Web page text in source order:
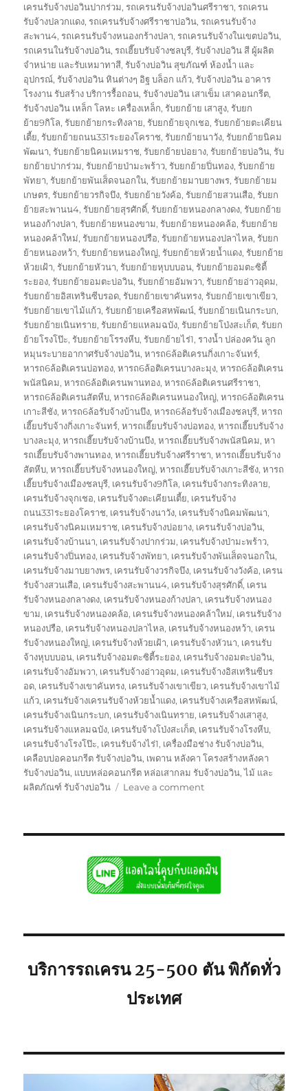
เครนรับจ้างบ่อวินปากร่วม,รถเครนรับจ้างบ่อวินศรีราชา,รถเครน
รับจ้างปลวกแดง,รถเครนรับจ้างศรีราชาบ่อวิน,รถเครนรับจ้าง
สะพาน4,รถเครนรับจ้างหนองกร้างปลา,รถเครนรับจ้างในเขตบ่อวิน,
รถเครนในรับจ้างบ่อวิน,รถเฮี๊ยบรับจ้างชลบุรี,รับจ้างบ่อวิน สี ผู้ผลิต
จำหน่าย และรับเหมาทาสี,รับจ้างบ่อวิน สุขภัณฑ์ ห้องน้ำ และ
อุปกรณ์,รับจ้างบ่อวิน หินต่างๆ อิฐ บล็อก แก้ว,รับจ้างบ่อวิน อาคาร
โรงงาน รับสร้าง บริการรื้อถอน,รับจ้างบ่อวิน เสาเข็ม เสาคอนกรีต,
รับจ้างบ่อวิน เหล็ก โลหะ เครื่องเหล็ก,รับยกย้าย เสาสูง,รับยก
ย้าย9กิโล,รับยกย้ายกระทิงลาย,รับยกย้ายจุกเชอ,รับยกย้ายตะเคียน
เตี้ย,รับยกย้ายถนน331ระยองโคราช,รับยกย้ายนาวัง,รับยกย้ายนิคม
พัฒนา,รับยกย้ายนิคมเหมราช,รับยกย้ายบ่อยาง,รับยกย้ายบ่อวิน,รับ
ยกย้ายปากร่วม,รับยกย้ายป่ามะพร้าว,รับยกย้ายปิ่นทอง,รับยกย้าย
พัทยา,รับยกย้ายพันเส็ดจนอกใน,รับยกย้ายมาบยางพร,รับยกย้ายม
เกษตร,รับยกย้ายวรกิจบึง,รับยกย้ายวังค้อ,รับยกย้ายสวนเสือ,รับยก
ย้ายสะพานน4,รับยกย้ายสุรศักดิ์,รับยกย้ายหนองกลางดง,รับยกย้าย
หนองก้างปลา,รับยกย้ายหนองขาม,รับยกย้ายหนองคล้อ,รับยกย้าย
หนองคล้าใหม่,รับยกย้ายหนองปรือ,รับยกย้ายหนองปลาไหล,รับยก
ย้ายหนองหว้า,รับยกย้ายหนองใหญ่,รับยกย้ายห้วยน้ำแดง,รับยกย้าย
ห้วยเฝ้า,รับยกย้ายหัวนา,รับยกย้ายหุบบบอน,รับยกย้ายอมตะซิตี้
ระยอง,รับยกย้ายอมตะบ่อวิน,รับยกย้ายอัมพวา,รับยกย้ายอ่าวอุดม,
รับยกย้ายอิสเทรินซีบรอด,รับยกย้ายเขาคันทรง,รับยกย้ายเขาเขียว,
รับยกย้ายเขาไม้แก้ว,รับยกย้ายเครือสหพัฒน์,รับยกย้ายเนินกระบก,
รับยกย้ายเนินทราย,รับยกย้ายแหลมฉบัง,รับยกย้ายโป่งสะเก็ต,รับยก
ย้ายโรงโป๊ะ,รับยกย้ายโรรงหีบ,รับยกย้ายไร่1,รางน้ำ ปล่องควัน ลูก
หมุนระบายอากาศรับจ้างบ่อวิน,หารถ6ล้อติเครนกิ่งเกาะจันทร์,
หารถ6ล้อติเครนบ่อทอง,หารถ6ล้อติเครนบางละมุง,หารถ6ล้อติเครน
พนัสนิคม,หารถ6ล้อติเครนพานทอง,หารถ6ล้อติเครนศรีราชา,
หารถ6ล้อติเครนสัตหีบ,หารถ6ล้อติเครนหนองใหญ่,หารถ6ล้อติเครน
เกาะสีชัง,หารถ6ล้อรับจ้างบ้านบึง,หารถ6ล้อรับจ้างเมืองชลบุรี,หารถ
เฮี๊ยบรับจ้างกิ่งเกาะจันทร์,หารถเฮี๊ยบรับจ้างบ่อทอง,หารถเฮี๊ยบรับจ้าง
บางละมุง,หารถเฮี๊ยบรับจ้างบ้านบึง,หารถเฮี๊ยบรับจ้างพนัสนิคม,หา
รถเฮี๊ยบรับจ้างพานทอง,หารถเฮี๊ยบรับจ้างศรีราชา,หารถเฮี๊ยบรับจ้าง
สัตหีบ,หารถเฮี๊ยบรับจ้างหนองใหญ่,หารถเฮี๊ยบรับจ้างเกาะสีชัง,หารถ
เฮี๊ยบรับจ้างเมืองชลบุรี, เครนรับจ้าง9กิโล, เครนรับจ้างกระทิงลาย,
เครนรับจ้างจุกเชอ, เครนรับจ้างตะเคียนเตี้ย, เครนรับจ้าง
ถนน331ระยองโคราช, เครนรับจ้างนาวัง, เครนรับจ้างนิคมพัฒนา,
เครนรับจ้างนิคมเหมราช, เครนรับจ้างบ่อยาง, เครนรับจ้างบ่อวิน,
เครนรับจ้างบ้านนา, เครนรับจ้างปากร่วม, เครนรับจ้างป่ามะพร้าว,
เครนรับจ้างปิ่นทอง, เครนรับจ้างพัทยา, เครนรับจ้างพันเส็ดจนอกใน,
เครนรับจ้างมาบยางพร, เครนรับจ้างวรกิจบึง, เครนรับจ้างวังค้อ, เครน
รับจ้างสวนเสือ, เครนรับจ้างสะพานน4, เครนรับจ้างสุรศักดิ์, เครน
รับจ้างหนองกลางดง, เครนรับจ้างหนองก้างปลา, เครนรับจ้างหนอง
ขาม, เครนรับจ้างหนองคล้อ, เครนรับจ้างหนองคล้าใหม่, เครนรับจ้าง
หนองปรือ, เครนรับจ้างหนองปลาไหล, เครนรับจ้างหนองหว้า, เครน
รับจ้างหนองใหญ่, เครนรับจ้างห้วยเฝ้า, เครนรับจ้างหัวนา, เครนรับ
จ้างหุบบบอน, เครนรับจ้างอมตะซิตี้ระยอง, เครนรับจ้างอมตะบ่อวิน,
เครนรับจ้างอัมพวา, เครนรับจ้างอ่าวอุดม, เครนรับจ้างอิสเทรินซีบร
อด, เครนรับจ้างเขาคันทรง, เครนรับจ้างเขาเขียว, เครนรับจ้างเขาไม้
แก้ว, เครนรับจ้างเครนรับจ้างห้วยน้ำแดง, เครนรับจ้างเครือสหพัฒน์,
เครนรับจ้างเนินกระบก, เครนรับจ้างเนินทราย, เครนรับจ้างเสาสูง,
เครนรับจ้างแหลมฉบัง, เครนรับจ้างโป่งสะเก็ต, เครนรับจ้างโรงหีบ,
เครนรับจ้างโรงโป๊ะ, เครนรับจ้างไร่1, เครื่องมือช่าง รับจ้างบ่อวิน,
เคลือบบ่อคอนกรีต รับจ้างบ่อวิน, เพดาน หลังคา โครงสร้างหลังคา
รับจ้างบ่อวิน, แบบหล่อคอนกรีต หล่อเสากลม รับจ้างบ่อวิน,ไม้ และ
ผลิตภัณฑ์ รับจ้างบ่อวิน
Leave a commenton
วิน
ศรีราชา
พิกัด
บริการรถเครน 25-500 ตัน พิกัดทั่ว
ประเทศ